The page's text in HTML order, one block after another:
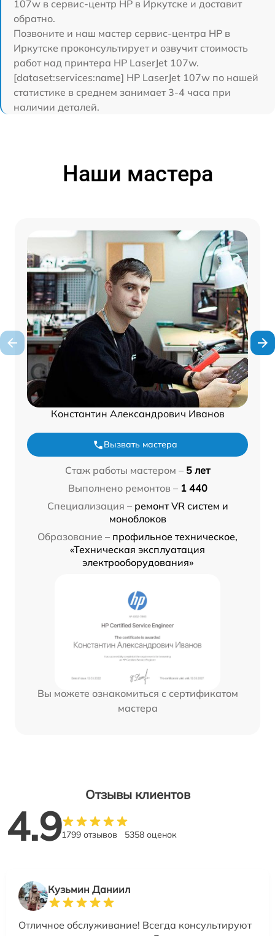
107w в сервис-центр HP в Иркутске и доставит
обратно.
Позвоните и наш мастер сервис-центра HP в
Иркутске проконсультирует и озвучит стоимость
работ над принтера HP LaserJet 107w.
[dataset:services:name] HP LaserJet 107w по нашей
статистике в среднем занимает 3-4 часа при
наличии деталей.
Наши мастера
Константин Александрович Иванов
Вызвать мастера
Стаж работы мастером – 5 лет
Выполнено ремонтов – 1 440
Специализация – ремонт VR систем и
моноблоков
Образование – профильное техническое,
«Техническая эксплуатация
электрооборудования»
Вы можете ознакомиться с сертификатом
мастера
Отзывы клиентов
4.91799 отзывов 5358 оценок
Кузьмин Даниил
Отличное обслуживание! Всегда консультируют